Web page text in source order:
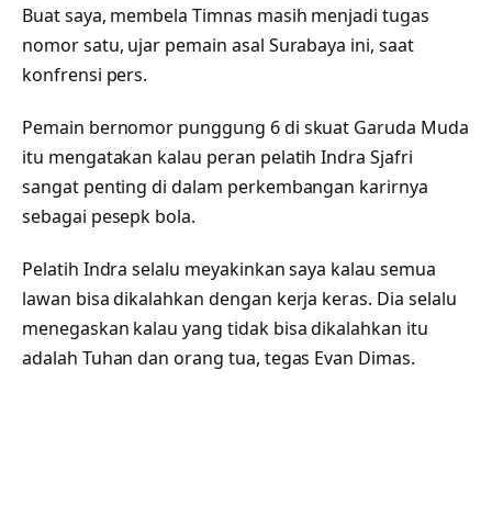
Buat saya, membela Timnas masih menjadi tugas
nomor satu, ujar pemain asal Surabaya ini, saat
konfrensi pers.
Pemain bernomor punggung 6 di skuat Garuda Muda
itu mengatakan kalau peran pelatih Indra Sjafri
sangat penting di dalam perkembangan karirnya
sebagai pesepk bola.
Pelatih Indra selalu meyakinkan saya kalau semua
lawan bisa dikalahkan dengan kerja keras. Dia selalu
menegaskan kalau yang tidak bisa dikalahkan itu
adalah Tuhan dan orang tua, tegas Evan Dimas.